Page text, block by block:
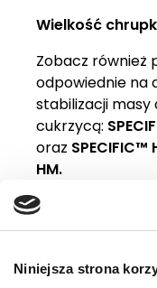
Niniejsza strona
Wielkość
Zobacz również
odpowiednie na
stabilizacji masy
cukrzycą:
oraz
HM.
Wskazania